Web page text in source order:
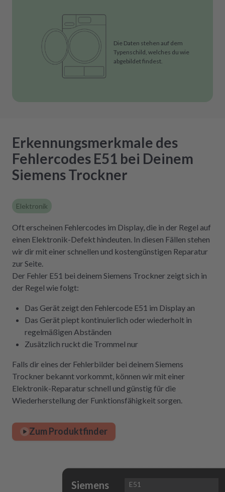
Die Daten stehen auf dem
Typenschild, welches du wie
abgebildet findest.
Erkennungsmerkmale des
Fehlercodes E51 bei Deinem
Siemens Trockner
Elektronik
Oft erscheinen Fehlercodes im Display, die in der Regel auf
einen Elektronik-Defekt hindeuten. In diesen Fällen stehen
wir dir mit einer schnellen und kostengünstigen Reparatur
zur Seite.
Der Fehler E51 bei deinem Siemens Trockner zeigt sich in
der Regel wie folgt:
Das Gerät zeigt den Fehlercode E51 im Display an
Das Gerät piept kontinuierlich oder wiederholt in
regelmäßigen Abständen
Zusätzlich ruckt die Trommel nur
Falls dir eines der Fehlerbilder bei deinem Siemens
Trockner bekannt vorkommt, können wir mit einer
Elektronik-Reparatur schnell und günstig für die
Wiederherstellung der Funktionsfähigkeit sorgen.
Zum Produktfinder
Siemens E51